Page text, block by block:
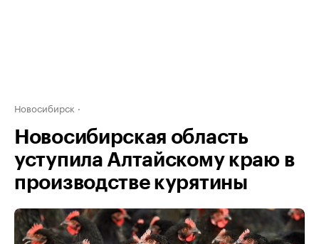
Новосибирск
Новосибирская область
уступила Алтайскому краю в
производстве курятины